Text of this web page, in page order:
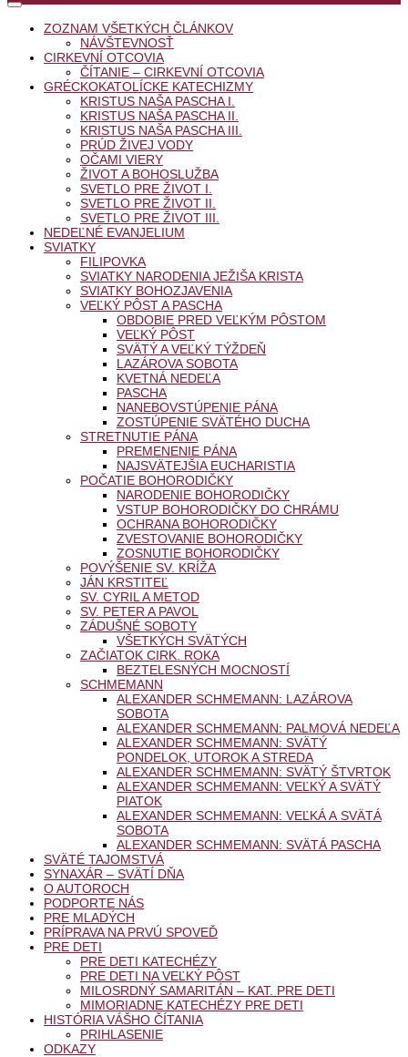
ZOZNAM VŠETKÝCH ČLÁNKOV
NÁVŠTEVNOSŤ
CIRKEVNÍ OTCOVIA
ČÍTANIE – CIRKEVNÍ OTCOVIA
GRÉCKOKATOLÍCKE KATECHIZMY
KRISTUS NAŠA PASCHA I.
KRISTUS NAŠA PASCHA II.
KRISTUS NAŠA PASCHA III.
PRÚD ŽIVEJ VODY
OČAMI VIERY
ŽIVOT A BOHOSLUŽBA
SVETLO PRE ŽIVOT I.
SVETLO PRE ŽIVOT II.
SVETLO PRE ŽIVOT III.
NEDEĽNÉ EVANJELIUM
SVIATKY
FILIPOVKA
SVIATKY NARODENIA JEŽIŠA KRISTA
SVIATKY BOHOZJAVENIA
VEĽKÝ PÔST A PASCHA
OBDOBIE PRED VEĽKÝM PÔSTOM
VEĽKÝ PÔST
SVÄTÝ A VEĽKÝ TÝŽDEŇ
LAZÁROVA SOBOTA
KVETNÁ NEDEĽA
PASCHA
NANEBOVSTÚPENIE PÁNA
ZOSTÚPENIE SVÄTÉHO DUCHA
STRETNUTIE PÁNA
PREMENENIE PÁNA
NAJSVÄTEJŠIA EUCHARISTIA
POČATIE BOHORODIČKY
NARODENIE BOHORODIČKY
VSTUP BOHORODIČKY DO CHRÁMU
OCHRANA BOHORODIČKY
ZVESTOVANIE BOHORODIČKY
ZOSNUTIE BOHORODIČKY
POVÝŠENIE SV. KRÍŽA
JÁN KRSTITEĽ
SV. CYRIL A METOD
SV. PETER A PAVOL
ZÁDUŠNÉ SOBOTY
VŠETKÝCH SVÄTÝCH
ZAČIATOK CIRK. ROKA
BEZTELESNÝCH MOCNOSTÍ
SCHMEMANN
ALEXANDER SCHMEMANN: LAZÁROVA
SOBOTA
ALEXANDER SCHMEMANN: PALMOVÁ NEDEĽA
ALEXANDER SCHMEMANN: SVÄTÝ
PONDELOK, UTOROK A STREDA
ALEXANDER SCHMEMANN: SVÄTÝ ŠTVRTOK
ALEXANDER SCHMEMANN: VEĽKÝ A SVÄTÝ
PIATOK
ALEXANDER SCHMEMANN: VEĽKÁ A SVÄTÁ
SOBOTA
ALEXANDER SCHMEMANN: SVÄTÁ PASCHA
SVÄTÉ TAJOMSTVÁ
SYNAXÁR – SVÄTÍ DŇA
O AUTOROCH
PODPORTE NÁS
PRE MLADÝCH
PRÍPRAVA NA PRVÚ SPOVEĎ
PRE DETI
PRE DETI KATECHÉZY
PRE DETI NA VEĽKÝ PÔST
MILOSRDNÝ SAMARITÁN – KAT. PRE DETI
MIMORIADNE KATECHÉZY PRE DETI
HISTÓRIA VÁŠHO ČÍTANIA
PRIHLASENIE
ODKAZY